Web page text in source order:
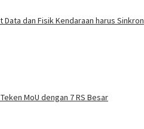
dan Fisik Kendaraan harus Sinkron
MoU dengan 7 RS Besar